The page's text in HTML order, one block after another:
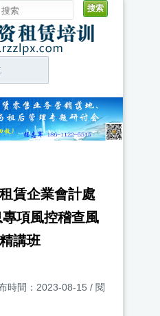
賃企業會計處
項風控稽查風
講班
時間：2023-08-15 / 閱